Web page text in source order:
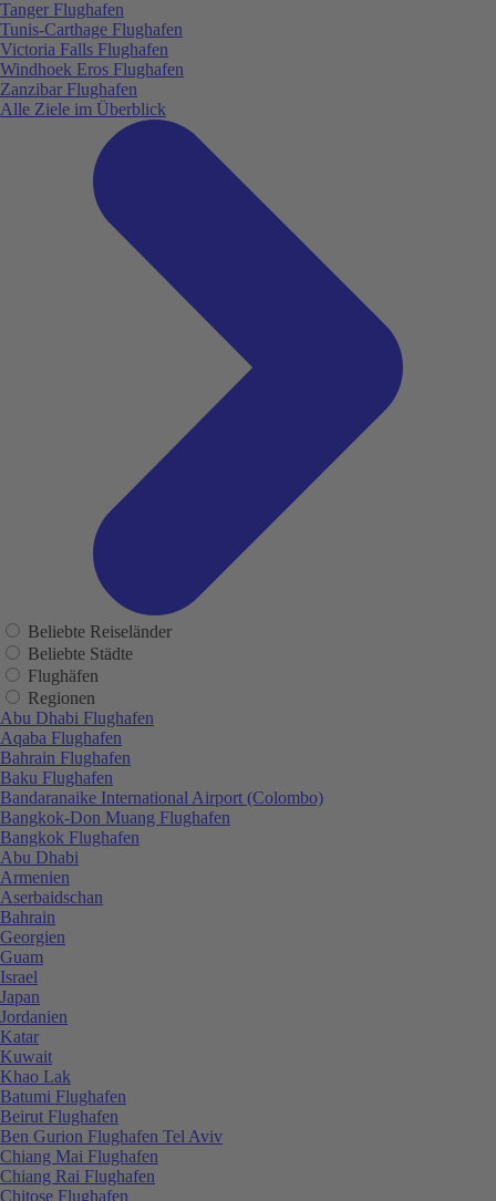
Tanger Flughafen
Tunis-Carthage Flughafen
Victoria Falls Flughafen
Windhoek Eros Flughafen
Zanzibar Flughafen
Alle Ziele im Überblick
Beliebte Reiseländer
Beliebte Städte
Flughäfen
Regionen
Abu Dhabi Flughafen
Aqaba Flughafen
Bahrain Flughafen
Baku Flughafen
Bandaranaike International Airport (Colombo)
Bangkok-Don Muang Flughafen
Bangkok Flughafen
Abu Dhabi
Armenien
Aserbaidschan
Bahrain
Georgien
Guam
Israel
Japan
Jordanien
Katar
Kuwait
Khao Lak
Batumi Flughafen
Beirut Flughafen
Ben Gurion Flughafen Tel Aviv
Chiang Mai Flughafen
Chiang Rai Flughafen
Chitose Flughafen